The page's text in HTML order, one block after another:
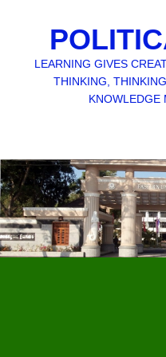
LEARNING GIVES
THINKING,
KNOWLEDGE